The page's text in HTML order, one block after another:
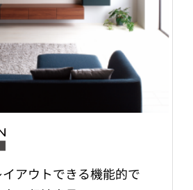
アウトできる機能的で